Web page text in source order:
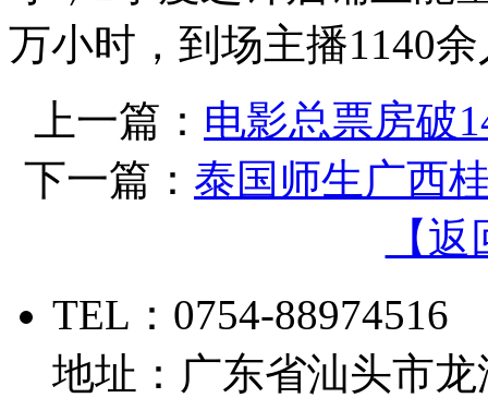
万小时，到场主播1140
上一篇： 电影总票房破
下一篇： 泰国师生广西
【
TEL：0754-88974516
地址：广东省汕头市